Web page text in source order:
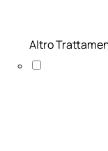
Altro